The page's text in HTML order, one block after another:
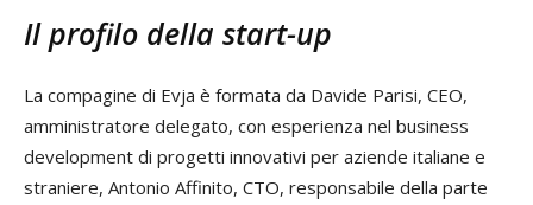
Il profilo della start-up
La compagine di Evja è formata da Davide Parisi, CEO,
amministratore delegato, con esperienza nel business
development di progetti innovativi per aziende italiane e
straniere, Antonio Affinito, CTO, responsabile della parte